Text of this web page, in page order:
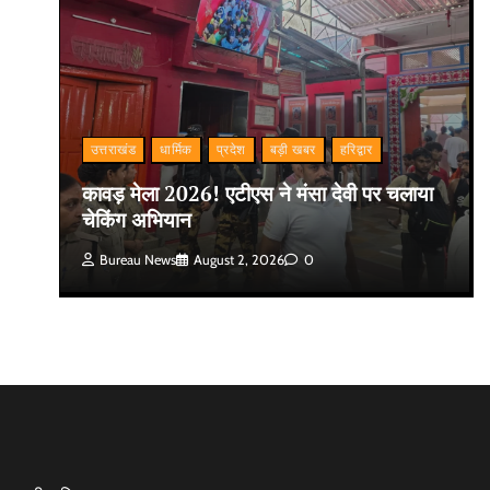
उत्तराखंड धार्मिक प्रदेश बड़ी खबर हरिद्वार
कावड़ मेला 2026! एटीएस ने मंसा देवी पर चलाया
चेकिंग अभियान
Bureau News August 2, 2026 0